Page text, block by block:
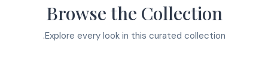
Browse the Collection
Explore every look in this curated collection.